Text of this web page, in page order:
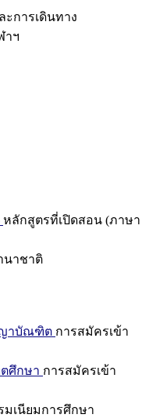
ะการเดินทาง
าฯ
หลักสูตรที่เปิดสอน (ภาษา
นาชาติ
ญาบัณฑิต การสมัครเข้า
ศึกษา การสมัครเข้า
มเนียมการศึกษา